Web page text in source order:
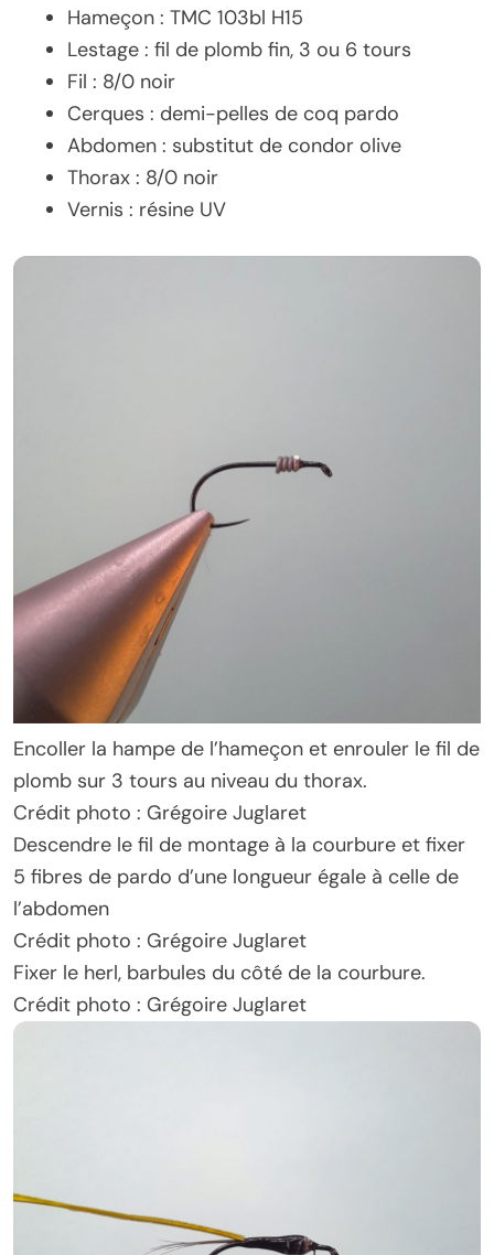
Hameçon : TMC 103bl H15
Lestage : fil de plomb fin, 3 ou 6 tours
Fil : 8/0 noir
Cerques : demi-pelles de coq pardo
Abdomen : substitut de condor olive
Thorax : 8/0 noir
Vernis : résine UV
Encoller la hampe de l’hameçon et enrouler le fil de
plomb sur 3 tours au niveau du thorax.
Crédit photo : Grégoire Juglaret
Descendre le fil de montage à la courbure et fixer
5 fibres de pardo d’une longueur égale à celle de
l’abdomen
Crédit photo : Grégoire Juglaret
Fixer le herl, barbules du côté de la courbure.
Crédit photo : Grégoire Juglaret